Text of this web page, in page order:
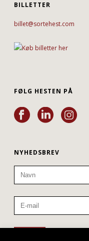
BILLETTER
billet@sortehest.com
FØLG HESTEN PÅ
NYHEDSBREV